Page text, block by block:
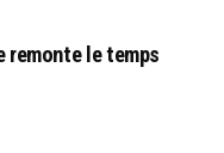
remonte le temps